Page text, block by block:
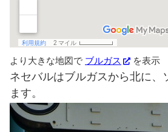
より大きな地図で ブルガス を表示
ネセバルはブルガスから北に、
ます。